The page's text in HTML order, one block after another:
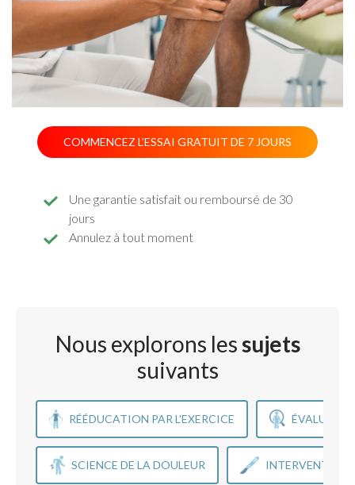
COMMENCEZ L’ESSAI GRATUIT DE 7 JOURS
Une garantie satisfait ou remboursé de 30
jours
Annulez à tout moment
Nous explorons lessujets
suivants
RÉÉDUCATION PAR L'EXERCICE
SCIENCE DE LA DOULEUR